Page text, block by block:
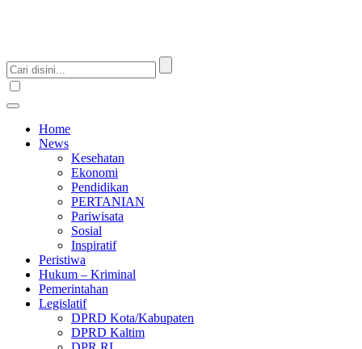
Home
News
Kesehatan
Ekonomi
Pendidikan
PERTANIAN
Pariwisata
Sosial
Inspiratif
Peristiwa
Hukum – Kriminal
Pemerintahan
Legislatif
DPRD Kota/Kabupaten
DPRD Kaltim